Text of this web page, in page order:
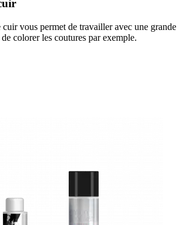
vous permet de travailler avec une grande
colorer les coutures par exemple.